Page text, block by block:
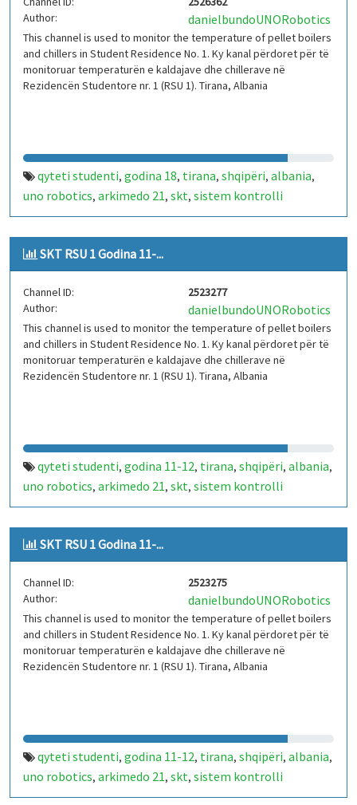
Author:
danielbundoUNORobotics
This channel is used to monitor the temperature of pellet boilers
and chillers in Student Residence No. 1. Ky kanal përdoret për të
monitoruar temperaturën e kaldajave dhe chillerave në
Rezidencën Studentore nr. 1 (RSU 1). Tirana, Albania
qyteti studenti, godina 18, tirana, shqipëri, albania,
uno robotics, arkimedo 21, skt, sistem kontrolli
temperature,iot,arduino,kaldajë,chiller,rsu 1
SKT RSU 1 Godina 11-...
Channel ID:
2523277
Author:
danielbundoUNORobotics
This channel is used to monitor the temperature of pellet boilers
and chillers in Student Residence No. 1. Ky kanal përdoret për të
monitoruar temperaturën e kaldajave dhe chillerave në
Rezidencën Studentore nr. 1 (RSU 1). Tirana, Albania
qyteti studenti, godina 11-12, tirana, shqipëri, albania,
uno robotics, arkimedo 21, skt, sistem kontrolli
temperature,iot,arduino,kaldajë,chiller,rsu 1
SKT RSU 1 Godina 11-...
Channel ID:
2523275
Author:
danielbundoUNORobotics
This channel is used to monitor the temperature of pellet boilers
and chillers in Student Residence No. 1. Ky kanal përdoret për të
monitoruar temperaturën e kaldajave dhe chillerave në
Rezidencën Studentore nr. 1 (RSU 1). Tirana, Albania
qyteti studenti, godina 11-12, tirana, shqipëri, albania,
uno robotics, arkimedo 21, skt, sistem kontrolli
temperature,iot,arduino,kaldajë,chiller,rsu 1